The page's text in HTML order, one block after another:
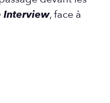
Interview, face à